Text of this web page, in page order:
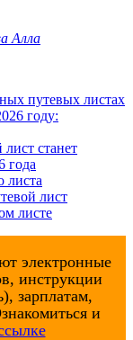
Алла
путевых листах
году:
станет
года
листа
лист
листе
электронные
инструкции
зарплатам,
и